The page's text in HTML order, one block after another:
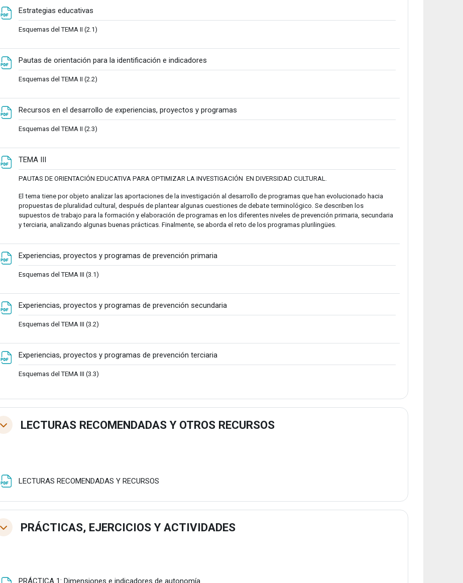
Estrategias educativas
Esquemas del TEMA II (2.1)
Pautas de orientación para la identificación e indicadores
Esquemas del TEMA II (2.2)
Recursos en el desarrollo de experiencias, proyectos y programas
Esquemas del TEMA II (2.3)
TEMA III
PAUTAS DE ORIENTACIÓN EDUCATIVA PARA OPTIMIZAR LA INVESTIGACIÓN EN DIVERSIDAD CULTURAL.
El tema tiene por objeto analizar las aportaciones de la investigación al desarrollo de programas que han evolucionado hacia
propuestas de pluralidad cultural, después de plantear algunas cuestiones de debate terminológico. Se describen los
supuestos de trabajo para la formación y elaboración de programas en los diferentes niveles de prevención primaria, secundaria
y terciaria, analizando algunas buenas prácticas. Finalmente, se aborda el reto de los programas plurilingües.
Experiencias, proyectos y programas de prevención primaria
Esquemas del TEMA III (3.1)
Experiencias, proyectos y programas de prevención secundaria
Esquemas del TEMA III (3.2)
Experiencias, proyectos y programas de prevención terciaria
Esquemas del TEMA III (3.3)
TolestuLECTURAS RECOMENDADAS Y OTROS RECURSOS
LECTURAS RECOMENDADAS Y RECURSOS
TolestuPRÁCTICAS, EJERCICIOS Y ACTIVIDADES
PRÁCTICA 1: Dimensiones e indicadores de autonomía.